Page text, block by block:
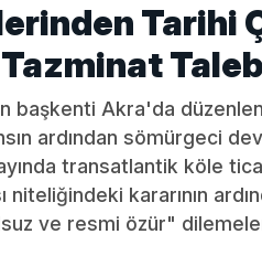
Tarihi
başkenti Akra'da
ardından sömürgeci
transatlantik köle
kararının
ve resmi özür"